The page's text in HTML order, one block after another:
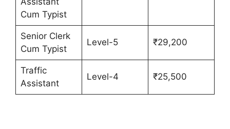
Cum Typist
Senior Clerk
Cum Typist
Level-5 ₹29,200
Traffic
Assistant
Level-4 ₹25,500